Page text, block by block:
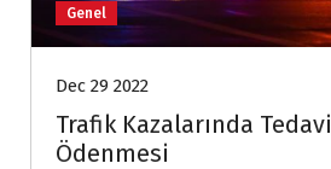
Genel
Dec 29 2022
Trafik Kazalarında
Ödenmesi